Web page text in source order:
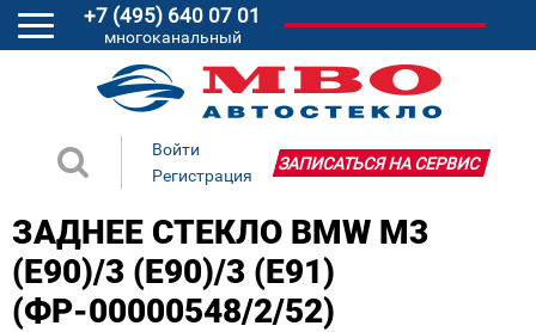
+7 (495) 640 07 01
многоканальный
Войти
Регистрация
ЗАПИСАТЬСЯ НА СЕРВИС
ЗАДНЕЕ СТЕКЛО BMW M3
(E90)/3 (E90)/3 (E91)
(ФР-00000548/2/52)